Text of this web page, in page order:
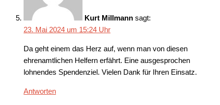
Kurt Millmann sagt:
23. Mai 2024 um 15:24 Uhr
Da geht einem das Herz auf, wenn man von diesen
ehrenamtlichen Helfern erfährt. Eine ausgesprochen
lohnendes Spendenziel. Vielen Dank für Ihren Einsatz.
Antworten